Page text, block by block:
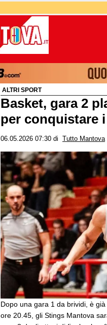
ALTRI SPORT
Basket, gara 2
per conquistare
06.05.2026 07:30 di Tutto Mantova
Dopo una gara 1 da brividi, è
ore 20.45, gli Stings Mantova